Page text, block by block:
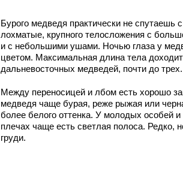
Бурого медведя практически не спутаешь
лохматые, крупного телосложения с
и с небольшими ушами. Ночью глаза у
цветом. Максимальная длина тела
дальневосточных медведей, почти до трех.
Между переносицей и лбом есть хорошо
медведя чаще бурая, реже рыжая или
более белого оттенка. У молодых особей
плечах чаще есть светлая полоса. Редко,
груди.